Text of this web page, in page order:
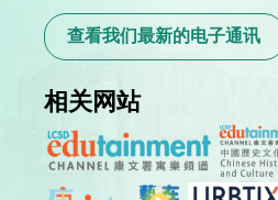
查看我们最新的电子通讯
相关网站